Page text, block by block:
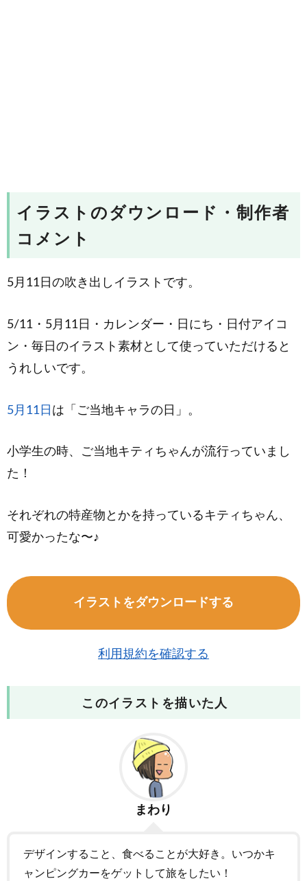
イラストのダウンロード・制作者
コメント
5月11日の吹き出しイラストです。
5/11・5月11日・カレンダー・日にち・日付アイコ
ン・毎日のイラスト素材として使っていただけると
うれしいです。
5月11日 は「ご当地キャラの日」。
小学生の時、ご当地キティちゃんが流行っていまし
た！
それぞれの特産物とかを持っているキティちゃん、
可愛かったな〜♪
イラストをダウンロードする
利用規約を確認する
このイラストを描いた人
まわり
デザインすること、食べることが大好き。いつかキ
ャンピングカーをゲットして旅をしたい！